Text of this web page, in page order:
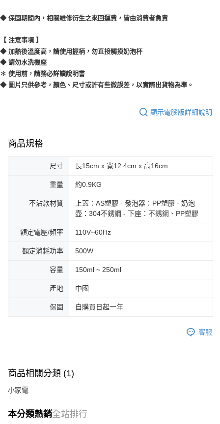
◆ 保固期間內，相關維修衍生之來回運費，皆由消費者負責
【 注意事項 】
◆ 加熱後溫度高，請使用握柄，勿直接觸摸奶泡杯
◆ 請勿水洗機座
✽ 使用前，請務必詳讀說明書
◆ 圖片只供參考，顏色、尺寸或許有些微誤差，以實際出貨物為準。
顯示電腦版詳細說明
商品規格
尺寸 長15cm x 寬12.4cm x 高16cm
重量 約0.9KG
不沾款材質
上蓋：AS塑膠 - 發泡器：PP塑膠 - 奶泡
壺：304不銹鋼 - 下座：不銹鋼、PP塑膠
額定電壓/頻率 110V~60Hz
額定消耗功率 500W
容量 150ml ~ 250ml
產地 中國
保固 自購買日起一年
客服
商品相關分類 (1)
小家電
本分類熱銷全站排行